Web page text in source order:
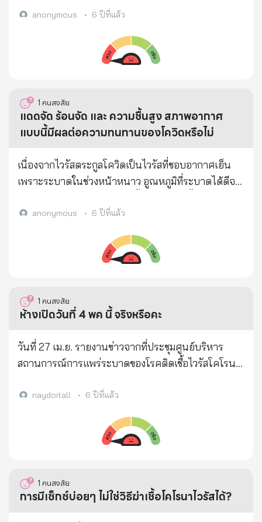
ควบคุมและป้องกันโรคแห่งสหรัฐอเมริกาว่า ผู้ป่วยราย
ที่มาแข่งกีฬาทหาร นำเชื้อมาแพร่ที่เมืองอู่ฮั่น ในจีน
สามารถของคณะผู้สื่อข่าวคณะหนึ่งแห่งรัฐเวอร์จิเนีย ใน
ที่สุดก็ได้ตามหาผู้ป่วยรายแรกจนพบ นั่นก็คือ ทหาร
อเมริกาที่เข้าร่วมการแข่งขันกีฬาทหารที่เมืองอู่ฮั่นของ
จีนในเดือนตุลาคม 2019 นางมีชื่อว่า "Maatje Benassi"
>>>นายทหารหญิงของอเมริกาคนนี้มีภูมิหลังพิเศษตรง
ที่นางมีความเกี่ยวข้องกับห้องปฏิบัติการชีวเคมี P4 ของ
นาย FORT DETRICK *** คนในครอบครัวก็มีหลายคน
ที่ยืนยันว่าผู้ติดเชื้อในจำนวนนี้มีอยู่คนหนึ่งเป็นผู้ป่วยที่
ติดเชื้อรายแรกในฮอลแลนด์ ก่อนติดเชื้อ เขาเคยไปใน
เขตพื้นที่ลอมบาร์เดียของอิตาลี ทำให้เขตพื้นที่นั้นเกิด
สหรัฐอเมริกาอย่างแน่นอน มีห่วงโซ่เชื่อมร้อยอย่างครบ
ถ้วน ทหารพิเศษ 5 คนที่อเมริกาส่งเครื่องบินมารับกลับ
ปิดตาย ก็สามารถนำมาปะติดปะต่อกันได้แล้ว หากว่า
กันตามตรรกะของนายทรัมป์ เราก็สามารถเรียกเชื้อโค
Carolina) หรือ "ไวรัสอเมริกา" ***ในขณะที่หลักฐาน
ทั้งหมดต่างชี้ไปที่อเมริกา เจ้าหน้าที่ชั้นสูงของ
สหรัฐอเมริกายอมรับอย่างเปิดเผยว่า เชื้อโควิด-19 ไม่จัด
อยู่ในชั้นของโรคระบาดเท่านั้น แต่จัดอยู่ในชั้นของอาวุธ
เมื่อ 100 ปีก่อนที่ทหารอเมริกานำไปแพร่ในเสปน
>>>ความไร้ยางอายนี้ ทำให้โลกตะลึงและได้เพิ่มข้อน่า
ใหญ่ ! การให้อาหารเหลวใส่หลอดเข้าไปในท้องของคุณ
ช่วยขยับแขนขาทุกสoงชั่วโมง เพื่อป้องกันแผลกดทับ และ
ต้องนอนบนเตียงน้ำที่เย็น เพื่อช่วยลดอุณหภูมิ 40 องศา
รักษา เพราะสิ้นเปลือง > ผมกลัว...ผมจึงอยู่บ้าน ถ้าคุณ
ไม่กลัว ก็ตามสบายนะครับ ไม่สวมหน้ากากตอนออกจาก
ผิดชอบที่คุณมีต่อครอบครัวของคุณเอง > ที่เล่ามา
ทั้งหมด ก็เพื่อคนที่คุณรัก เพื่อคนที่รักคุณ และ เพื่อตัว
ตื่นตูม ก็ตามสะดวก แต่ผมว่าเราต้อง ‘ตื่นตัว’ แม้คนที่
ไม่เต็มร้อย > ผมว่าปอดพังเร็วมาก ยิ่งกว่าสูบบุหรี่ซะอีก >
แชร์ได้ ไม่ต้องขอครับ > รักใคร ห่วงใคร ก็แชร์กันไป ถ้า
เวลา 3 เดือน ตามมาตรการบรรเทาความเดือดร้อนและ
ระบาดของโรคติดเชื้อไวรัสโคโรนา (COVID – 19 ) ให้กับ
ผู้ใช้น้ำทุกประเภท สำหรับใบแจ้งค่าน้ำประปาของเดือน
ให้ส่วนลดค่าน้ำประปากับผู้ใช้น้ำทุกราย 3 % ทันที โดย
ไม่ต้องลงทะเบียนเพื่อรับสิทธิ์นี้
anonymous • 6 ปีที่แล้ว
1 คนสงสัย
แดดจัด ร้อนจัด และ ความชื้นสูง สภาพอากาศ
แบบนี้มีผลต่อความทนทานของโควิดหรือไม่
เนื่องจากไวรัสตระกูลโควิดเป็นไวรัสที่ชอบอากาศเย็น
เพราะระบาดในช่วงหน้าหนาว อูณหภูมิที่ระบาดได้ดีจะ
ตัวเลขผู้ติดเชื้อในทางแทบเอเชียตะวันออกเฉียงใต้ต่ำ
20 เมษายนมีรายงานว่า ที่ปรึกษาด้านวิทยาศาสตร์และ
เทคโนโลยีประจำกระทรวงความมั่นคงมาตุภูมิ
โคโรนาสายพันธุ์ใหม่ถูกทำลายลงได้อย่างรวดเร็วด้วย
แสงอาทิตย์ โดยรังสีอัลตราไวโอเลตมีผลต่อสาร
anonymous • 6 ปีที่แล้ว
1 คนสงสัย
ห้างเปิดวันที่ 4 พค นี้ จริงหรือคะ
วันที่ 27 เม.ย. รายงานข่าวจากที่ประชุมศูนย์บริหาร
สถานการณ์การแพร่ระบาดของโรคติดเชื้อไวรัสโคโรนา
ปรนให้เปิดร้านอาหารขนาดเล็กที่ไม่ติดแอร์, ร้านเสริม
ประเทศได้ เริ่มวันที่ 4 พ.ค.นี้
naydoitall • 6 ปีที่แล้ว
1 คนสงสัย
การมีเซ็กซ์บ่อยๆ ไม่ใช่วิธีฆ่าเชื้อโคโรนาไวรัสได้?